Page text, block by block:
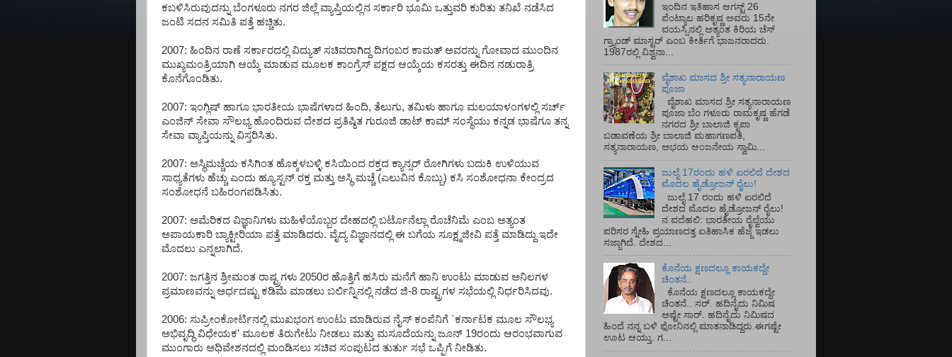
ಕಬಳಿಸಿರುವುದನ್ನು ಬೆಂಗಳೂರು ನಗರ ಜಿಲ್ಲೆ ವ್ಯಾಪ್ತಿಯಲ್ಲಿನ ಸರ್ಕಾರಿ ಭೂಮಿ ಒತ್ತುವರಿ ಕುರಿತು ತನಿಖೆ ನಡೆಸಿದ
ಜಂಟಿ ಸದನ ಸಮಿತಿ ಪತ್ತೆ ಹಚ್ಚಿತು.
2007: ಹಿಂದಿನ ರಾಣೆ ಸರ್ಕಾರದಲ್ಲಿ ವಿದ್ಯುತ್ ಸಚಿವರಾಗಿದ್ದ ದಿಗಂಬರ ಕಾಮತ್ ಅವರನ್ನು ಗೋವಾದ ಮುಂದಿನ
ಮುಖ್ಯಮಂತ್ರಿಯಾಗಿ ಆಯ್ಕೆ ಮಾಡುವ ಮೂಲಕ ಕಾಂಗ್ರೆಸ್ ಪಕ್ಷದ ಆಯ್ಕೆಯ ಕಸರತ್ತು ಈದಿನ ನಡುರಾತ್ರಿ
ಕೊನೆಗೊಂಡಿತು.
2007: ಇಂಗ್ಲಿಷ್ ಹಾಗೂ ಭಾರತೀಯ ಭಾಷೆಗಳಾದ ಹಿಂದಿ, ತೆಲುಗು, ತಮಿಳು ಹಾಗೂ ಮಲಯಾಳಂಗಳಲ್ಲಿ ಸರ್ಚ್
ಎಂಜಿನ್ ಸೇವಾ ಸೌಲಭ್ಯ ಹೊಂದಿರುವ ದೇಶದ ಪ್ರತಿಷ್ಠಿತ ಗುರೂಜಿ ಡಾಟ್ ಕಾಮ್ ಸಂಸ್ಥೆಯು ಕನ್ನಡ ಭಾಷೆಗೂ ತನ್ನ
ಸೇವಾ ವ್ಯಾಪ್ತಿಯನ್ನು ವಿಸ್ತರಿಸಿತು.
2007: ಅಸ್ಥಿಮಚ್ಚೆಯ ಕಸಿಗಿಂತ ಹೊಕ್ಕಳಬಳ್ಳಿ ಕಸಿಯಿಂದ ರಕ್ತದ ಕ್ಯಾನ್ಸರ್ ರೋಗಿಗಳು ಬದುಕಿ ಉಳಿಯುವ
ಸಾಧ್ಯತೆಗಳು ಹೆಚ್ಚು ಎಂದು ಹ್ಯೂಸ್ಟನ್ ರಕ್ತ ಮತ್ತು ಅಸ್ಥಿ ಮಚ್ಚೆ (ಎಲುವಿನ ಕೊಬ್ಬು) ಕಸಿ ಸಂಶೋಧನಾ ಕೇಂದ್ರದ
ಸಂಶೋಧನೆ ಬಹಿರಂಗಪಡಿಸಿತು.
2007: ಅಮೆರಿಕದ ವಿಜ್ಞಾನಿಗಳು ಮಹಿಳೆಯೊಬ್ಬರ ದೇಹದಲ್ಲಿ ಬರ್ಟೊನೆಲ್ಲಾ ರೊಚೆನಿಮೆ ಎಂಬ ಅತ್ಯಂತ
ಅಪಾಯಕಾರಿ ಬ್ಯಾಕ್ಟೀರಿಯಾ ಪತ್ತೆ ಮಾಡಿದರು. ವೈದ್ಯ ವಿಜ್ಞಾನದಲ್ಲಿ ಈ ಬಗೆಯ ಸೂಕ್ಷ್ಮಜೀವಿ ಪತ್ತೆ ಮಾಡಿದ್ದು ಇದೇ
ಮೊದಲು ಎನ್ನಲಾಗಿದೆ.
2007: ಜಗತ್ತಿನ ಶ್ರೀಮಂತ ರಾಷ್ಟ್ರಗಳು 2050ರ ಹೊತ್ತಿಗೆ ಹಸಿರು ಮನೆಗೆ ಹಾನಿ ಉಂಟು ಮಾಡುವ ಅನಿಲಗಳ
ಪ್ರಮಾಣವನ್ನು ಅರ್ಧದಷ್ಟು ಕಡಿಮೆ ಮಾಡಲು ಬರ್ಲಿನ್ನಿನಲ್ಲಿ ನಡೆದ ಜಿ-8 ರಾಷ್ಟ್ರಗಳ ಸಭೆಯಲ್ಲಿ ನಿರ್ಧರಿಸಿದವು.
2006: ಸುಪ್ರೀಂಕೋರ್ಟಿನಲ್ಲಿ ಮುಖಭಂಗ ಉಂಟು ಮಾಡಿರುವ ನೈಸ್ ಕಂಪೆನಿಗೆ `ಕರ್ನಾಟಕ ಮೂಲ ಸೌಲಭ್ಯ
ಅಭಿವೃದ್ಧಿ ವಿಧೇಯಕ' ಮೂಲಕ ತಿರುಗೇಟು ನೀಡಲು ಮತ್ತು ಮಸೂದೆಯನ್ನು ಜೂನ್ 19ರಂದು ಆರಂಭವಾಗುವ
ಮುಂಗಾರು ಅಧಿವೇಶನದಲ್ಲಿ ಮಂಡಿಸಲು ಸಚಿವ ಸಂಪುಟದ ತುರ್ತು ಸಭೆ ಒಪ್ಪಿಗೆ ನೀಡಿತು.
ಇಂದಿನ ಇತಿಹಾಸ ಆಗಸ್ಟ್ 26
ಪೆಂಟ್ಯಾಲ ಹರಿಕೃಷ್ಣ ಅವರು 15ನೇ
ವಯಸ್ಸಿನಲ್ಲಿ ಅತ್ಯಂತ ಕಿರಿಯ ಚೆಸ್
ಗ್ರ್ಯಾಂಡ್ ಮಾಸ್ಟರ್ ಎಂಬ ಕೀರ್ತಿಗೆ ಭಾಜನರಾದರು.
1987ರಲ್ಲಿ ವಿಶ್ವನಾ...
ವೈಶಾಖ ಮಾಸದ ಶ್ರೀ ಸತ್ಯನಾರಾಯಣ
ಪೂಜಾ
ವೈಶಾಖ ಮಾಸದ ಶ್ರೀ ಸತ್ಯನಾರಾಯಣ
ಪೂಜಾ ಬೆಂ ಗಳೂರು ರಾಮಕೃಷ್ಣ ಹೆಗಡೆ
ನಗರದ ಶ್ರೀ ಬಾಲಾಜಿ ಕೃಪಾ
ಬಡಾವಣೆಯ ಶ್ರೀ ಬಾಲಾಜಿ ಮಹಾಗಣಪತಿ,
ಸತ್ಯನಾರಾಯಣ, ಅಭಯ ಆಂಜನೇಯ ಸ್ವಾಮಿ...
ಜುಲೈ 17ರಂದು ಹಳಿ ಏರಲಿದೆ ದೇಶದ
ಮೊದಲ ಹೈಡ್ರೋಜನ್ ರೈಲು!
ಜುಲೈ 17 ರಂದು ಹಳಿ ಏರಲಿದೆ
ದೇಶದ ಮೊದಲ ಹೈಡ್ರೋಜನ್ ರೈಲು!
ನ ವದೆಹಲಿ: ಭಾರತೀಯ ರೈಲ್ವೆಯು
ಪರಿಸರ ಸ್ನೇಹಿ ಪ್ರಯಾಣದತ್ತ ಐತಿಹಾಸಿಕ ಹೆಜ್ಜೆ ಇಡಲು
ಸಜ್ಜಾಗಿದೆ. ದೇಶದ...
ಕೊನೆಯ ಕ್ಷಣದಲ್ಲೂ ಕಾಯಕದ್ದೇ
ಚಿಂತನೆ..
ಕೊನೆಯ ಕ್ಷಣದಲ್ಲೂ ಕಾಯಕದ್ದೇ
ಚಿಂತನೆ.. ಸರ್.‌ ಹದಿನೈದು ನಿಮಿಷ
ಅಷ್ಟೇ ಸಾರ್.‌ ಹದಿನೈದು ನಿಮಿಷದ
ಹಿಂದೆ ನನ್ನ ಬಳಿ ಫೋನಿನಲ್ಲಿ ಮಾತನಾಡಿದ್ದರು.ಈಗಷ್ಟೇ
ಊಟ ಆಯ್ತು. ಗ...